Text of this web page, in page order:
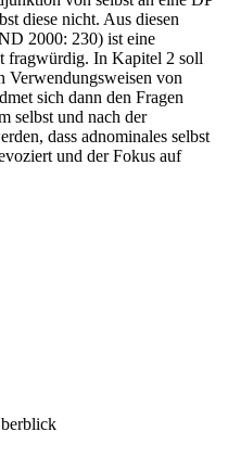
diese nicht. Aus diesen
2000: 230) ist eine
fragwürdig. In Kapitel 2 soll
Verwendungsweisen von
sich dann den Fragen
selbst und nach der
dass adnominales selbst
und der Fokus auf